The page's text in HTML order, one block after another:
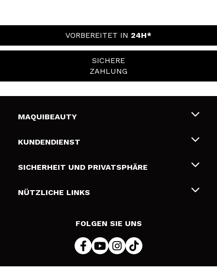
VORBEREITET IN 24H*
SICHERE
ZAHLUNG
MAQUIBEAUTY
Über uns
Geschenkkarten
KUNDENDIENST
Liefer- und Versandkosten
Zahlung
SICHERHEIT UND PRIVATSPHÄRE
Bedingungen und Datenschutz
NÜTZLICHE LINKS
FOLGEN SIE UNS